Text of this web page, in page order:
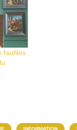
faufilés